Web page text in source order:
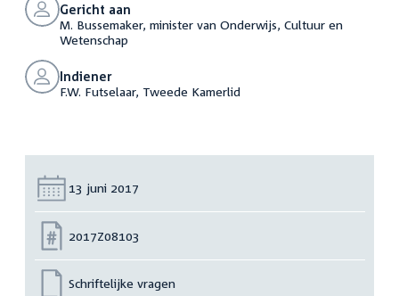
Gericht aan
M. Bussemaker, minister van Onderwijs, Cultuur en
Wetenschap
Indiener
F.W. Futselaar, Tweede Kamerlid
Datum:
13 juni 2017
Nummer:
2017Z08103
Schriftelijke vragen